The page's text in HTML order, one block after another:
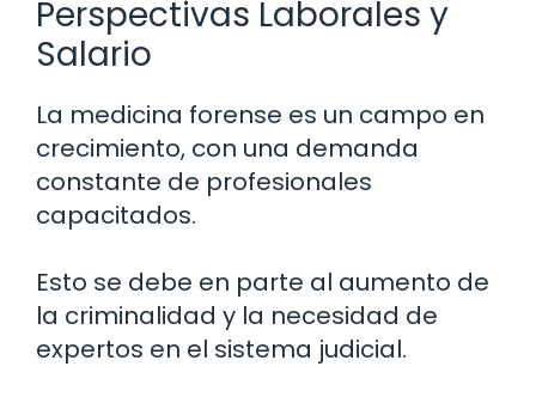
Perspectivas Laborales y
Salario
La medicina forense es un campo en
crecimiento, con una demanda
constante de profesionales
capacitados.
Esto se debe en parte al aumento de
la criminalidad y la necesidad de
expertos en el sistema judicial.